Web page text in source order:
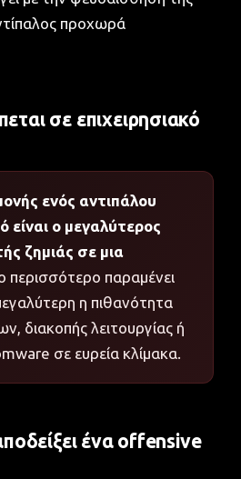
προχωρά
σε επιχειρησιακό
ενός αντιπάλου
είναι ο μεγαλύτερος
ζημιάς σε μια
περισσότερο παραμένει
η πιθανότητα
διακοπής λειτουργίας ή
σε ευρεία κλίμακα.
ένα offensive